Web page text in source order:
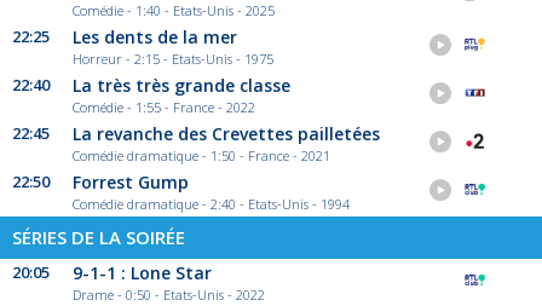
Comédie - 1:40 - Etats-Unis - 2025
22:25 Les dents de la mer
Horreur - 2:15 - Etats-Unis - 1975
22:40 La très très grande classe
Comédie - 1:55 - France - 2022
22:45 La revanche des Crevettes pailletées
Comédie dramatique - 1:50 - France - 2021
22:50 Forrest Gump
Comédie dramatique - 2:40 - Etats-Unis - 1994
SÉRIES DE LA SOIRÉE
20:05 9-1-1 : Lone Star
Drame - 0:50 - Etats-Unis - 2022